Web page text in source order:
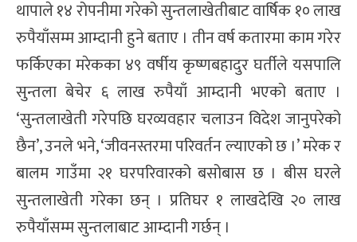
थापाले १४ रोपनीमा गरेको सुन्तलाखेतीबाट वार्षिक १० लाख
रुपैयाँसम्म आम्दानी हुने बताए । तीन वर्ष कतारमा काम गरेर
फर्किएका मरेकका ४९ वर्षीय कृष्णबहादुर घर्तीले यसपालि
सुन्तला बेचेर ६ लाख रुपैयाँ आम्दानी भएको बताए ।
‘सुन्तलाखेती गरेपछि घरव्यवहार चलाउन विदेश जानुपरेको
छैन’, उनले भने, ‘जीवनस्तरमा परिवर्तन ल्याएको छ ।’ मरेक र
बालम गाउँमा २१ घरपरिवारको बसोबास छ । बीस घरले
सुन्तलाखेती गरेका छन् । प्रतिघर १ लाखदेखि २० लाख
रुपैयाँसम्म सुन्तलाबाट आम्दानी गर्छन् ।